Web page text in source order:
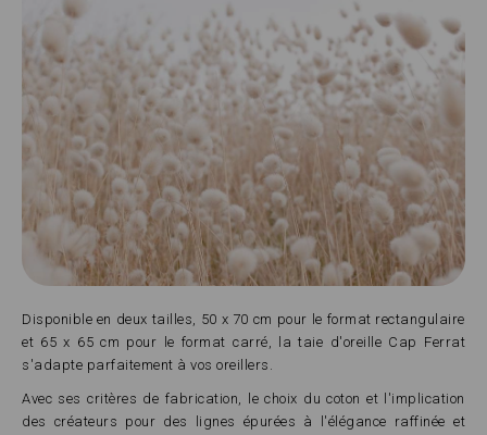
Disponible en deux tailles, 50 x 70 cm pour le format rectangulaire
et 65 x 65 cm pour le format carré, la taie d'oreille Cap Ferrat
s'adapte parfaitement à vos oreillers.
Avec ses critères de fabrication, le choix du coton et l'implication
des créateurs pour des lignes épurées à l'élégance raffinée et